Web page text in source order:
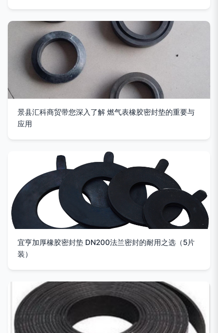
景县汇科商贸带您深入了解 燃气表橡胶密封垫的重要与
应用
宜亨加厚橡胶密封垫 DN200法兰密封的耐用之选（5片
装）